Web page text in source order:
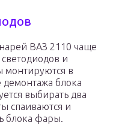
ВАЗ 2110 чаще
светодиодов и
монтируются в
демонтажа блока
выбирать два
спаиваются и
блока фары.